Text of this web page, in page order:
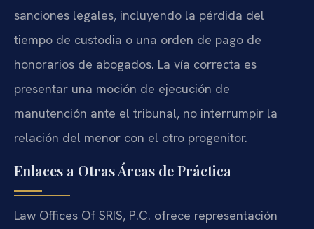
sanciones legales, incluyendo la pérdida del
tiempo de custodia o una orden de pago de
honorarios de abogados. La vía correcta es
presentar una moción de ejecución de
manutención ante el tribunal, no interrumpir la
relación del menor con el otro progenitor.
Enlaces a Otras Áreas de Práctica
Law Offices Of SRIS, P.C. ofrece representación